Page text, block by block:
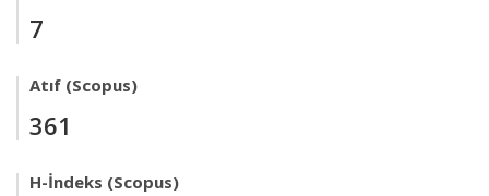
7
Atıf (Scopus)
361
H-İndeks (Scopus)